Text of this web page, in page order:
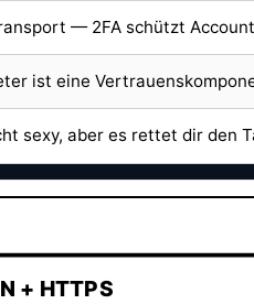
— 2FA schützt
ist eine
sexy, aber es rettet dir den
+ HTTPS